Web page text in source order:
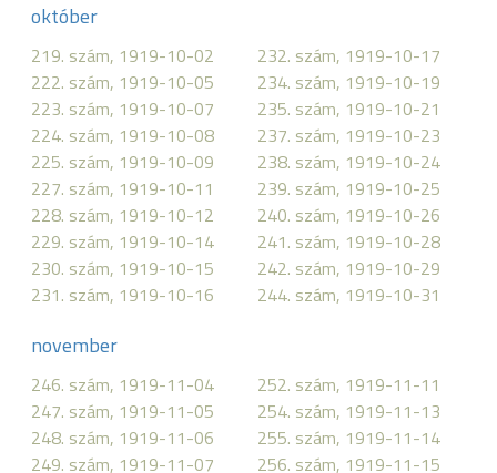
október
219. szám, 1919-10-02
222. szám, 1919-10-05
223. szám, 1919-10-07
224. szám, 1919-10-08
225. szám, 1919-10-09
227. szám, 1919-10-11
228. szám, 1919-10-12
229. szám, 1919-10-14
230. szám, 1919-10-15
231. szám, 1919-10-16
232. szám, 1919-10-17
234. szám, 1919-10-19
235. szám, 1919-10-21
237. szám, 1919-10-23
238. szám, 1919-10-24
239. szám, 1919-10-25
240. szám, 1919-10-26
241. szám, 1919-10-28
242. szám, 1919-10-29
244. szám, 1919-10-31
november
246. szám, 1919-11-04
247. szám, 1919-11-05
248. szám, 1919-11-06
249. szám, 1919-11-07
252. szám, 1919-11-11
254. szám, 1919-11-13
255. szám, 1919-11-14
256. szám, 1919-11-15